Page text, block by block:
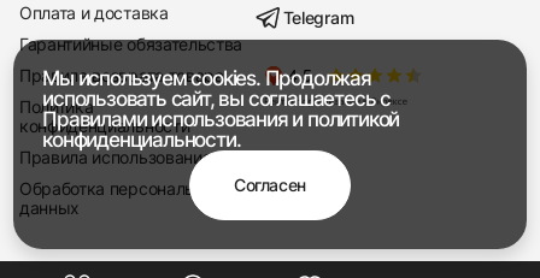
+7 916 221-22-37
Мы насвязи 08:00 — 19:00
Оплата и доставка
Гарантийные обязательства
Правила возврата товара
Политика
конфиденциальности
Правила использования
Обработка персональных
данных
Telegram
Мы используем cookies. Продолжая
использовать сайт, вы соглашаетесь с
Правилами использованияи политикой
конфиденциальности.
Согласен